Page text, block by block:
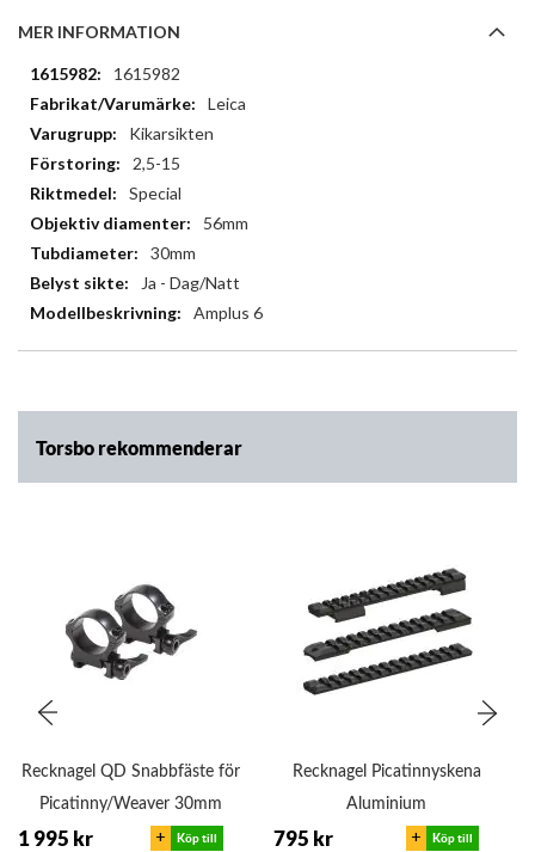
MER INFORMATION
Mer
information
1615982
Leica
Kikarsikten
2,5-15
Special
56mm
30mm
Ja - Dag/Natt
Amplus 6
Torsbo rekommenderar
Recknagel QD Snabbfäste för
Picatinny/Weaver 30mm
1 995 kr + Köp till
Recknagel Picatinnyskena
Aluminium
795 kr + Köp till